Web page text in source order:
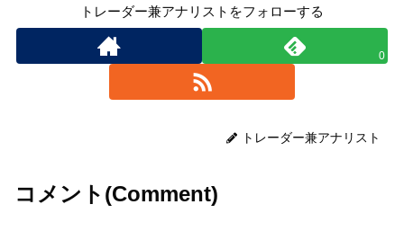
トレーダー兼アナリストをフォローする
0
トレーダー兼アナリスト
コメント(Comment)